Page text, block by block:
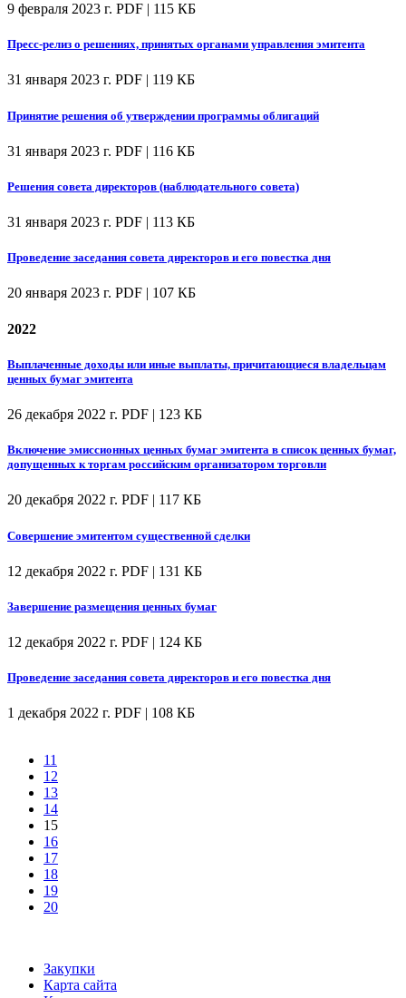
9 февраля 2023 г. PDF | 115 КБ
Пресс-релиз о решениях, принятых органами управления эмитента
31 января 2023 г. PDF | 119 КБ
Принятие решения об утверждении программы облигаций
31 января 2023 г. PDF | 116 КБ
Решения совета директоров (наблюдательного совета)
31 января 2023 г. PDF | 113 КБ
Проведение заседания совета директоров и его повестка дня
20 января 2023 г. PDF | 107 КБ
2022
Выплаченные доходы или иные выплаты, причитающиеся владельцам
ценных бумаг эмитента
26 декабря 2022 г. PDF | 123 КБ
Включение эмиссионных ценных бумаг эмитента в список ценных бумаг,
допущенных к торгам российским организатором торговли
20 декабря 2022 г. PDF | 117 КБ
Совершение эмитентом существенной сделки
12 декабря 2022 г. PDF | 131 КБ
Завершение размещения ценных бумаг
12 декабря 2022 г. PDF | 124 КБ
Проведение заседания совета директоров и его повестка дня
1 декабря 2022 г. PDF | 108 КБ
11
12
13
14
15
16
17
18
19
20
Закупки
Карта сайта